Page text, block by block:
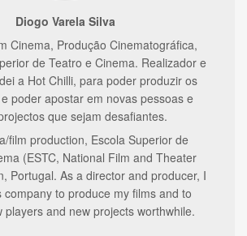
Diogo Varela Silva
Cinema, Produção Cinematográfica,
de Teatro e Cinema. Realizador e
a Hot Chilli, para poder produzir os
poder apostar em novas pessoas e
que sejam desafiantes.
film production, Escola Superior de
(ESTC, National Film and Theater
Portugal. As a director and producer, I
company to produce my films and to
players and new projects worthwhile.